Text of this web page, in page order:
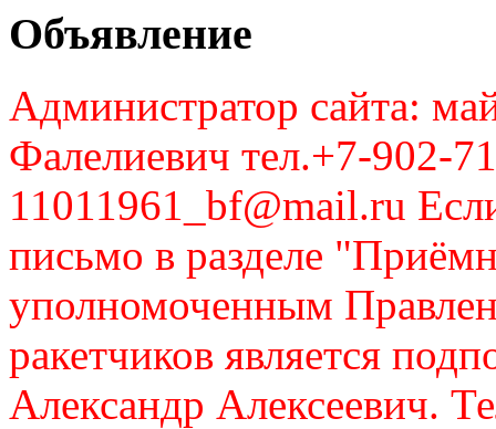
Объявление
Администратор сайта:
Фалелиевич тел.+7-902-
11011961_bf@mail.ru
письмо в разделе
уполномоченным
ракетчиков является
Александр Алексеевич.